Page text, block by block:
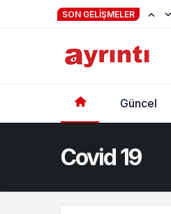
SON GELIŞMELER
Güncel
Covid 19